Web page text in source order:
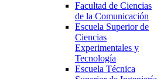
Facultad de Ciencias
de la Comunicación
Escuela Superior de
Ciencias
Experimentales y
Tecnología
Escuela Técnica